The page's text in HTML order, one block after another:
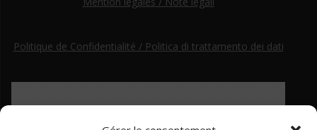
Politique de Confidentialité / Politica di trattamento dei dati